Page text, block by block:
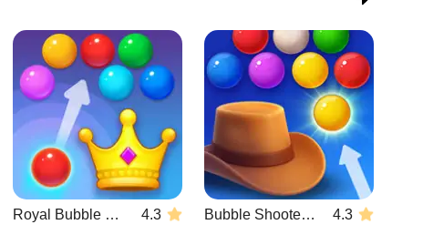
Royal Bubble Blast 4.3 Bubble Shooter Wild West 4.3